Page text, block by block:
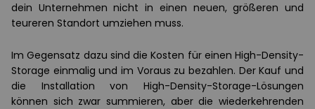
dein Unternehmen nicht in einen neuen, größeren und
teureren Standort umziehen muss.
Im Gegensatz dazu sind die Kosten für einen High-Density-
Storage einmalig und im Voraus zu bezahlen. Der Kauf und
die Installation von High-Density-Storage-Lösungen
können sich zwar summieren, aber die wiederkehrenden